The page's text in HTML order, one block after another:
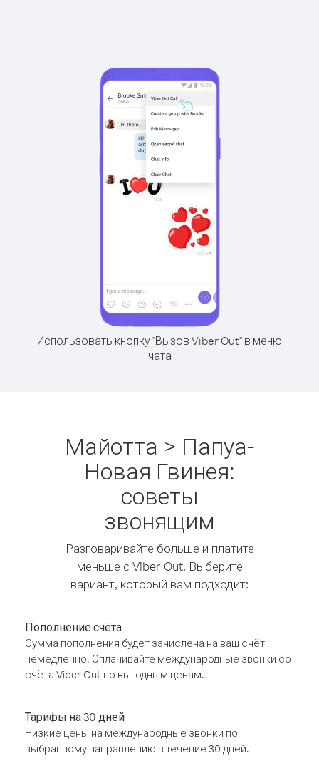
Использовать кнопку "Вызов Viber Out" в меню
чата
Майотта > Папуа-
Новая Гвинея:
советы
звонящим
Разговаривайте больше и платите
меньше с Viber Out. Выберите
вариант, который вам подходит:
Пополнение счёта
Сумма пополнения будет зачислена на ваш счёт
немедленно. Оплачивайте международные звонки со
счёта Viber Out по выгодным ценам.
Тарифы на 30 дней
Низкие цены на международные звонки по
выбранному направлению в течение 30 дней.